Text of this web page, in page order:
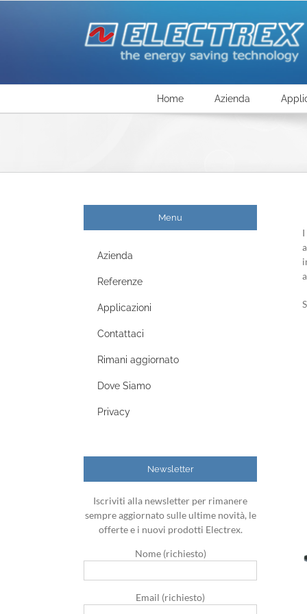
Home Azienda
Menu
Azienda
Referenze
Applicazioni
Contattaci
Rimani aggiornato
Dove Siamo
Privacy
Newsletter
Iscriviti alla newsletter per rimanere
sempre aggiornato sulle ultime novità, le
offerte e i nuovi prodotti Electrex.
Nome (richiesto)
Email (richiesto)